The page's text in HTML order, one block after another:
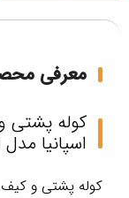
معرفی
کوله پشتی
اسپانیا مدل Coach
کوله پشتی و کیف